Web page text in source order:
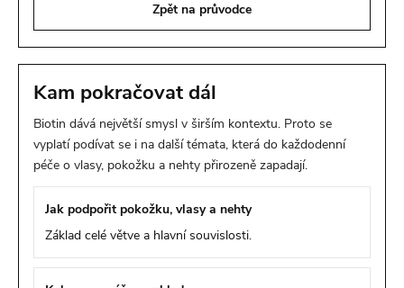
Zpět na průvodce
Kam pokračovat dál
Biotin dává největší smysl v širším kontextu. Proto se
vyplatí podívat se i na další témata, která do každodenní
péče o vlasy, pokožku a nehty přirozeně zapadají.
Jak podpořit pokožku, vlasy a nehty
Základ celé větve a hlavní souvislosti.